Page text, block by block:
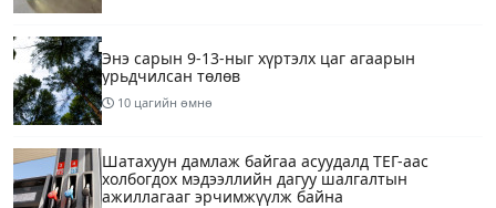
Энэ сарын 9-13-ныг хүртэлх цаг агаарын
урьдчилсан төлөв
10 цагийн өмнө
Шатахуун дамлаж байгаа асуудалд ТЕГ-аас
холбогдох мэдээллийн дагуу шалгалтын
ажиллагааг эрчимжүүлж байна